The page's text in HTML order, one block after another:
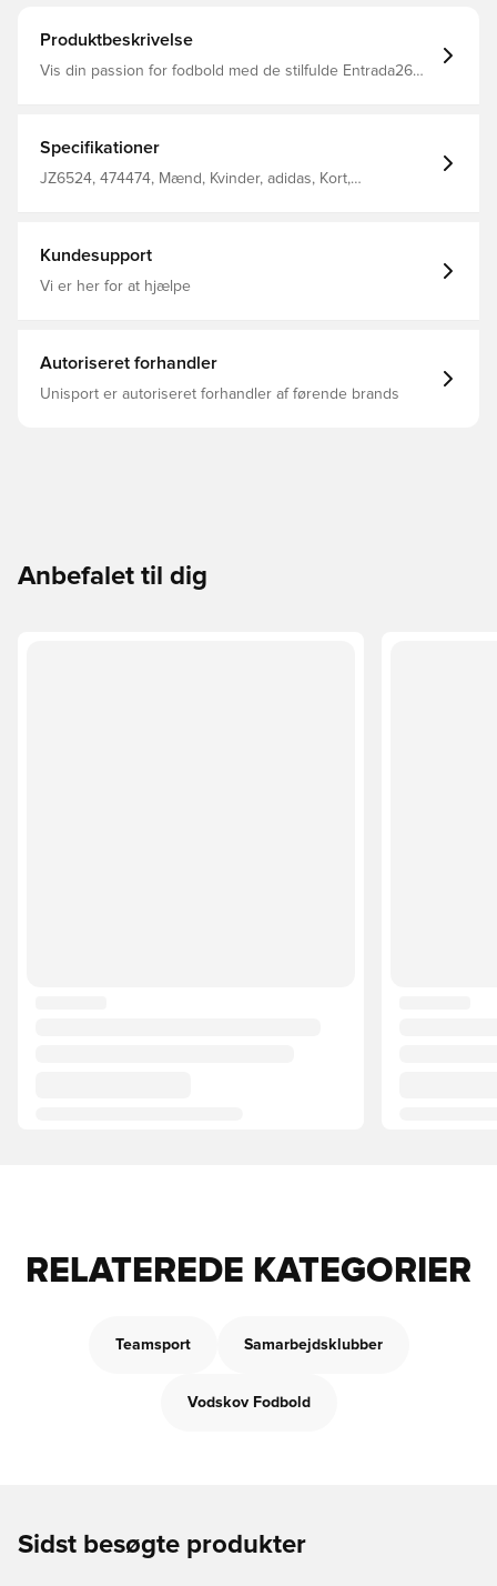
Produktbeskrivelse
Vis din passion for fodbold med de stilfulde Entrada26
sportsmærke Normal pasform 100% polyester (100%
genanvendt)
Specifikationer
JZ6524, 474474, Mænd, Kvinder, adidas, Kort,
Kundesupport
Vi er her for at hjælpe
Autoriseret forhandler
Unisport er autoriseret forhandler af førende brands
Anbefalet til dig
RELATEREDE KATEGORIER
Teamsport Samarbejdsklubber
Vodskov Fodbold
Sidst besøgte produkter